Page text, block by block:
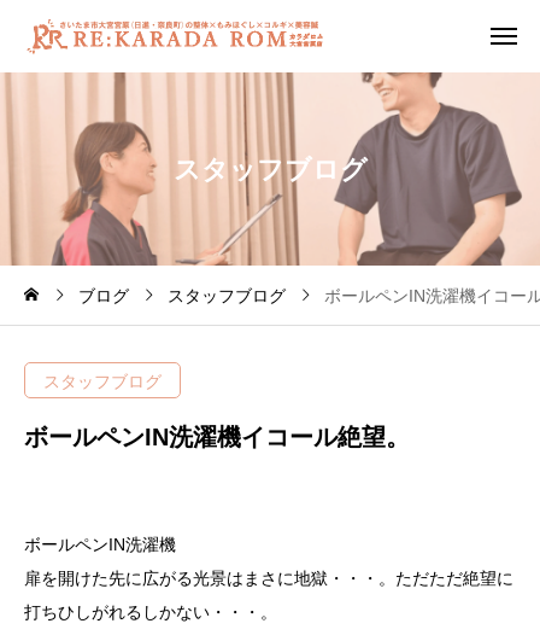
ス タ ッ フブロ グ
ブログ スタッフブログ ボールペンIN洗濯機イコー
スタッフブログ
ボールペンIN洗濯機イコール絶望。
ボールペンIN洗濯機
扉を開けた先に広がる光景はまさに地獄・・・。ただただ絶望に
打ちひしがれるしかない・・・。